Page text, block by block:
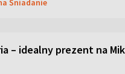
Śniadanie
– idealny prezent na